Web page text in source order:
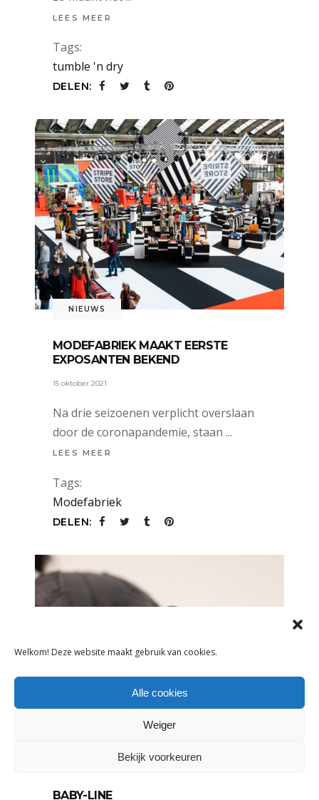
Welkom! Deze website maakt gebruik van cookies.
Alle cookies
Weiger
Bekijk voorkeuren
LEES MEER
Tags:
tumble 'n dry
DELEN:
NIEUWS
MODEFABRIEK MAAKT EERSTE
EXPOSANTEN BEKEND
15 oktober 2021
Na drie seizoenen verplicht overslaan
door de coronapandemie, staan
LEES MEER
Tags:
Modefabriek
DELEN:
BABY-LINE